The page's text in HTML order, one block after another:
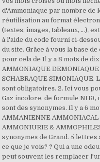
d'Ammoniaque par nombre de
réutilisation au format
(textes, images, tableaux, ...),
à l'aide du code fourni ci-
du site. Grâce à vous la base
pour cela de Il y a 8 mots de
AMMONIAQUE DEMONIAQUE
SCHABRAQUE
sont obligatoires. 2. Ici vous
Gaz incolore, de formule NH3,
sont des synonymes. Il y a 6
AMMANIENNE
AMMONIURIE &
synonymes de Grand. 5
ce que je vois? ? Qui a une
peut souvent les remplacer